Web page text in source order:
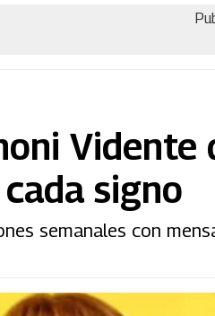
signo
semanales con